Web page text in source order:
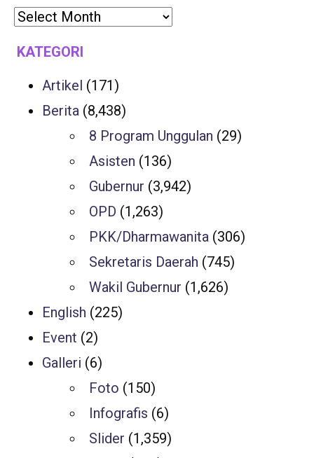
KATEGORI
Artikel (171)
Berita (8,438)
8 Program Unggulan (29)
Asisten (136)
Gubernur (3,942)
OPD (1,263)
PKK/Dharmawanita (306)
Sekretaris Daerah (745)
Wakil Gubernur (1,626)
English (225)
Event (2)
Galleri (6)
Foto (150)
Infografis (6)
Slider (1,359)